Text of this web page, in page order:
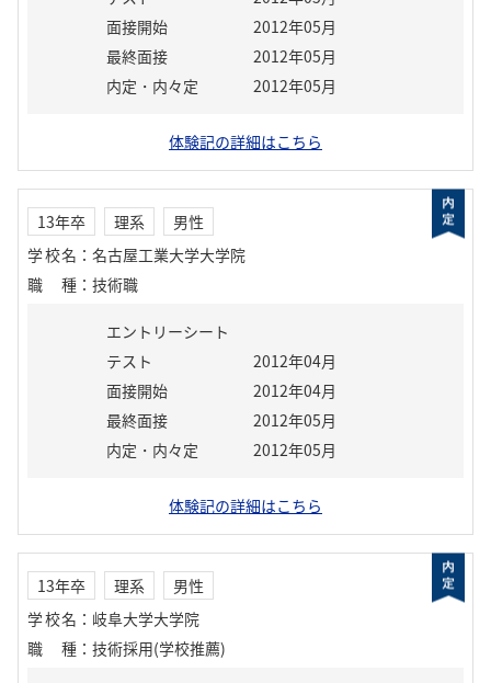
面接開始
2012年05月
最終面接
2012年05月
内定・内々定
2012年05月
体験記の詳細はこちら
13年卒 理系
男性
学校名 ： 名古屋工業大学大学院
職種 ： 技術職
エントリーシート
テスト
2012年04月
面接開始
2012年04月
最終面接
2012年05月
内定・内々定
2012年05月
体験記の詳細はこちら
13年卒 理系
男性
学校名 ： 岐阜大学大学院
職種 ： 技術採用(学校推薦)